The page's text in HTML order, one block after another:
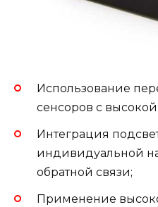
Использование
сенсоров с
Интеграция
индивидуальной
обратной связи;
Применение